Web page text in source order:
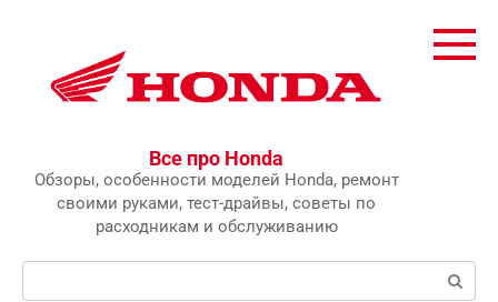
Все про Honda
Обзоры, особенности моделей Honda, ремонт
своими руками, тест-драйвы, советы по
расходникам и обслуживанию